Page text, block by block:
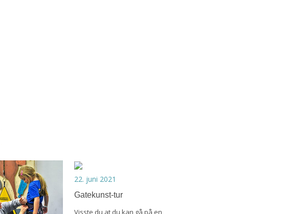
22. juni 2021
Gatekunst-tur
Visste du at du kan gå på en